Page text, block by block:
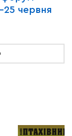
червня